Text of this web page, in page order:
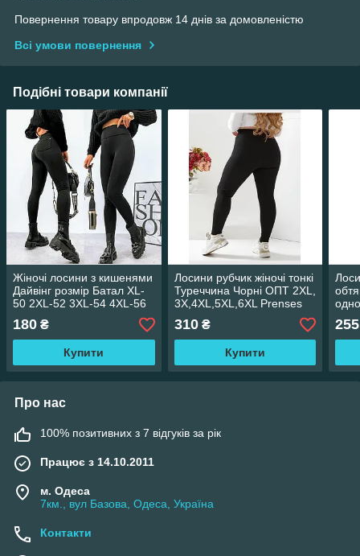
Повернення товару впродовж 14 днів за домовленістю
Всі умови повернення
Подібні товари компанії
Жіночі лосини з кишенями
Дайвінг розмір Батал XL-
50 2XL-52 3XL-54 4XL-56
чорні
180 ₴
Купити
Лосини рубчик жіночі тонкі
Туреччина Чорні ОПТ 2XL,
3X,4XL,5XL,6XL Prenses
310₴
Купити
255
Про нас
100% позитивних з 7 відгуків за рік
Працює з 14.10.2011
м. Одеса
7км., вул Базова, Одеса, Україна
Контакти